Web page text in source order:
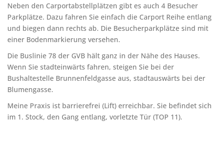
Neben den Carportabstellplätzen gibt es auch 4 Besucher
Parkplätze. Dazu fahren Sie einfach die Carport Reihe entlang
und biegen dann rechts ab. Die Besucherparkplätze sind mit
einer Bodenmarkierung versehen.
Die Buslinie 78 der GVB hält ganz in der Nähe des Hauses.
Wenn Sie stadteinwärts fahren, steigen Sie bei der
Bushaltestelle Brunnenfeldgasse aus, stadtauswärts bei der
Blumengasse.
Meine Praxis ist barrierefrei (Lift) erreichbar. Sie befindet sich
im 1. Stock, den Gang entlang, vorletzte Tür (TOP 11).